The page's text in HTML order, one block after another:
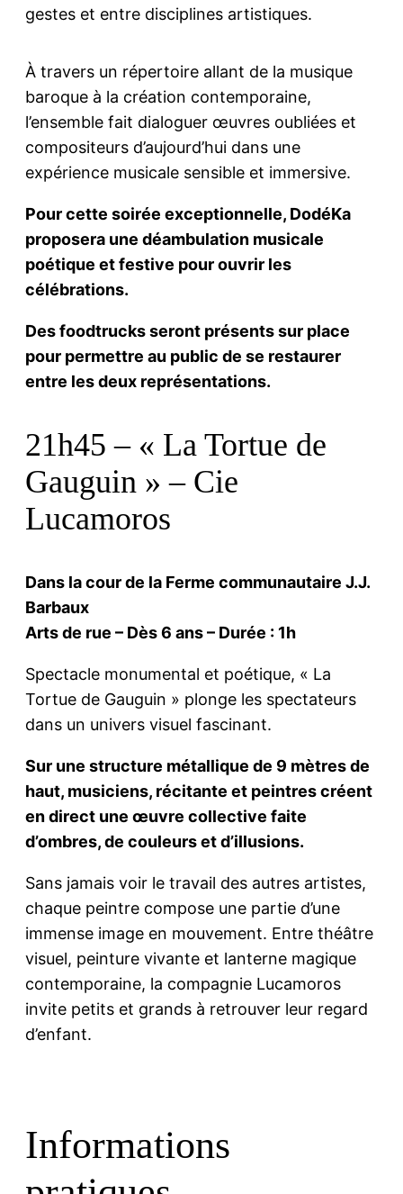
gestes et entre disciplines artistiques.
À travers un répertoire allant de la musique
baroque à la création contemporaine,
l’ensemble fait dialoguer œuvres oubliées et
compositeurs d’aujourd’hui dans une
expérience musicale sensible et immersive.
Pour cette soirée exceptionnelle, DodéKa
proposera une déambulation musicale
poétique et festive pour ouvrir les
célébrations.
Des foodtrucks seront présents sur place
pour permettre au public de se restaurer
entre les deux représentations.
21h45 – « La Tortue de
Gauguin » – Cie
Lucamoros
Dans la cour de la Ferme communautaire J.J.
Barbaux
Arts de rue – Dès 6 ans – Durée : 1h
Spectacle monumental et poétique, « La
Tortue de Gauguin » plonge les spectateurs
dans un univers visuel fascinant.
Sur une structure métallique de 9 mètres de
haut, musiciens, récitante et peintres créent
en direct une œuvre collective faite
d’ombres, de couleurs et d’illusions.
Sans jamais voir le travail des autres artistes,
chaque peintre compose une partie d’une
immense image en mouvement. Entre théâtre
visuel, peinture vivante et lanterne magique
contemporaine, la compagnie Lucamoros
invite petits et grands à retrouver leur regard
d’enfant.
Informations